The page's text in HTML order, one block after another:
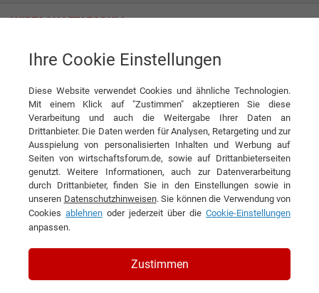
KONTAKT
SEO Strategen - SEO Agentur
Hamburg
Ihre Cookie Einstellungen
Diese Website verwendet Cookies und ähnliche Technologien.
Mit einem Klick auf "Zustimmen" akzeptieren Sie diese
Verarbeitung und auch die Weitergabe Ihrer Daten an
Drittanbieter. Die Daten werden für Analysen, Retargeting und zur
Ausspielung von personalisierten Inhalten und Werbung auf
Seiten von wirtschaftsforum.de, sowie auf Drittanbieterseiten
genutzt. Weitere Informationen, auch zur Datenverarbeitung
durch Drittanbieter, finden Sie in den Einstellungen sowie in
unseren Datenschutzhinweisen. Sie können die Verwendung von
Cookies ablehnen oder jederzeit über die Cookie-Einstellungen
anpassen.
Zustimmen